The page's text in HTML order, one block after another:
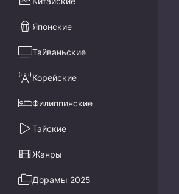
Японские
Тайваньские
Корейские
Филиппинские
Тайские
Жанры
Дорамы 2025